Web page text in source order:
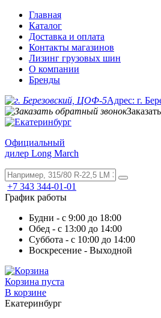
Главная
Каталог
Доставка и оплата
Контакты магазинов
Лизинг грузовых шин
О компании
Бренды
Адрес: г.
Официальный
дилер Long March
+7 343 344-01-01
График работы
Будни - с 9:00 до 18:00
Обед - с 13:00 до 14:00
Суббота - с 10:00 до 14:00
Воскресение - Выходной
Корзина пуста
В корзине
Екатеринбург